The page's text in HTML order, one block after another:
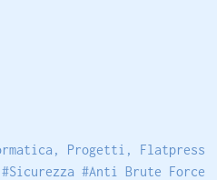
, Progetti , Flatpress
#Sicurezza #Anti Brute Force